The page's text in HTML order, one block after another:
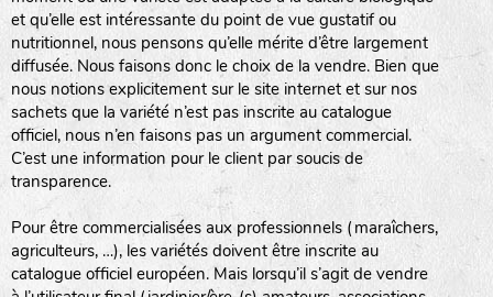
et qu’elle est intéressante du point de vue gustatif ou
nutritionnel, nous pensons qu’elle mérite d’être largement
diffusée. Nous faisons donc le choix de la vendre. Bien que
nous notions explicitement sur le site internet et sur nos
sachets que la variété n’est pas inscrite au catalogue
officiel, nous n’en faisons pas un argument commercial.
C’est une information pour le client par soucis de
transparence.
Pour être commercialisées aux professionnels (maraîchers,
agriculteurs, …), les variétés doivent être inscrite au
catalogue officiel européen. Mais lorsqu’il s’agit de vendre